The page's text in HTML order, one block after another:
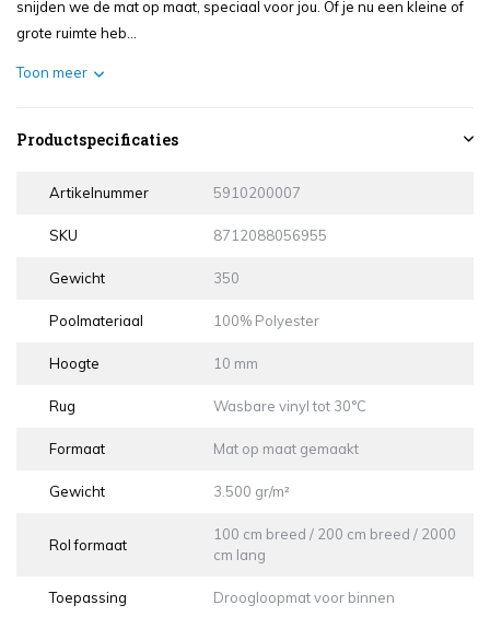
snijden we de mat op maat, speciaal voor jou. Of je nu een kleine of
grote ruimte heb...
Toon meer
Productspecificaties
Artikelnummer 5910200007
SKU 8712088056955
Gewicht 350
Poolmateriaal 100% Polyester
Hoogte 10 mm
Rug Wasbare vinyl tot 30°C
Formaat Mat op maat gemaakt
Gewicht 3.500 gr/m²
Rol formaat
100 cm breed / 200 cm breed / 2000
cm lang
Toepassing Droogloopmat voor binnen